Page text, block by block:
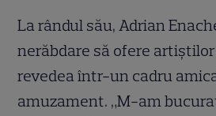
La rândul său, Adrian
nerăbdare să ofere artiştilor
revedea într-un cadru
amuzament. „M-am